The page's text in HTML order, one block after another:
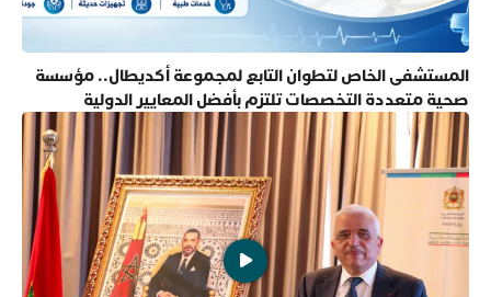
المستشفى الخاص لتطوان التابع لمجموعة أكديطال.. مؤسسة
صحية متعددة التخصصات تلتزم بأفضل المعايير الدولية